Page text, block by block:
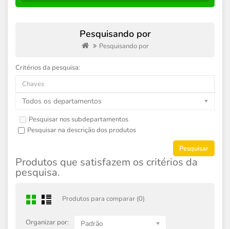
Pesquisando por
Pesquisando por
Critérios da pesquisa:
Todos os departamentos
Pesquisar nos subdepartamentos
Pesquisar na descrição dos produtos
Produtos que satisfazem os critérios da
pesquisa.
Produtos para comparar (0)
Organizar por: Padrão